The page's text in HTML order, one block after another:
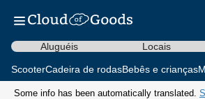
Aluguéis Locais
ScooterCadeira de rodasBebês e crianças
Some info has been automatically translated.